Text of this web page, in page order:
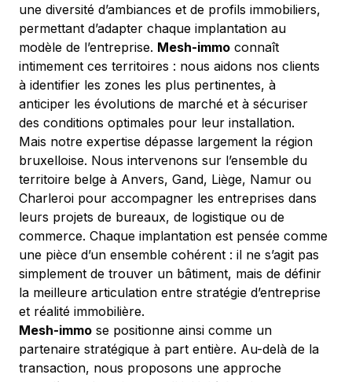
une diversité d’ambiances et de profils immobiliers,
permettant d’adapter chaque implantation au
modèle de l’entreprise. Mesh-immo connaît
intimement ces territoires : nous aidons nos clients
à identifier les zones les plus pertinentes, à
anticiper les évolutions de marché et à sécuriser
des conditions optimales pour leur installation.
Mais notre expertise dépasse largement la région
bruxelloise. Nous intervenons sur l’ensemble du
territoire belge à Anvers, Gand, Liège, Namur ou
Charleroi pour accompagner les entreprises dans
leurs projets de bureaux, de logistique ou de
commerce. Chaque implantation est pensée comme
une pièce d’un ensemble cohérent : il ne s’agit pas
simplement de trouver un bâtiment, mais de définir
la meilleure articulation entre stratégie d’entreprise
et réalité immobilière.
Mesh-immo se positionne ainsi comme un
partenaire stratégique à part entière. Au-delà de la
transaction, nous proposons une approche